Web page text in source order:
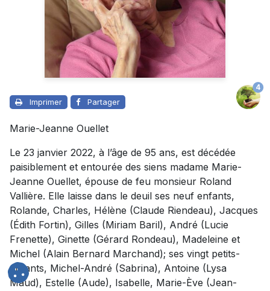
Imprimer Partager
4
Marie-Jeanne Ouellet
Le 23 janvier 2022, à l’âge de 95 ans, est décédée
paisiblement et entourée des siens madame Marie-
Jeanne Ouellet, épouse de feu monsieur Roland
Vallière. Elle laisse dans le deuil ses neuf enfants,
Rolande, Charles, Hélène (Claude Riendeau), Jacques
(Édith Fortin), Gilles (Miriam Baril), André (Lucie
Frenette), Ginette (Gérard Rondeau), Madeleine et
Michel (Alain Bernard Marchand); ses vingt petits-
enfants, Michel-André (Sabrina), Antoine (Lysa
Maud), Estelle (Aude), Isabelle, Marie-Ève (Jean-